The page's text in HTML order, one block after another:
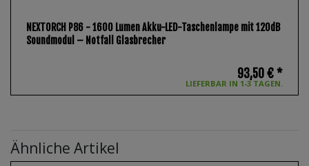
NEXTORCH P86 - 1600 Lumen Akku-LED-Taschenlampe mit 120dB
Soundmodul – Notfall Glasbrecher
LIEFERBAR IN 1-3 TAGEN.
93,50 € *
Ähnliche Artikel